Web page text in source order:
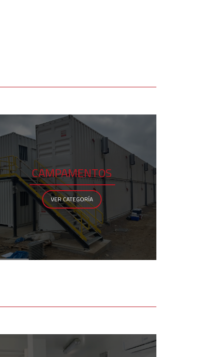
CAMPAMENTOS
VER CATEGORÍA